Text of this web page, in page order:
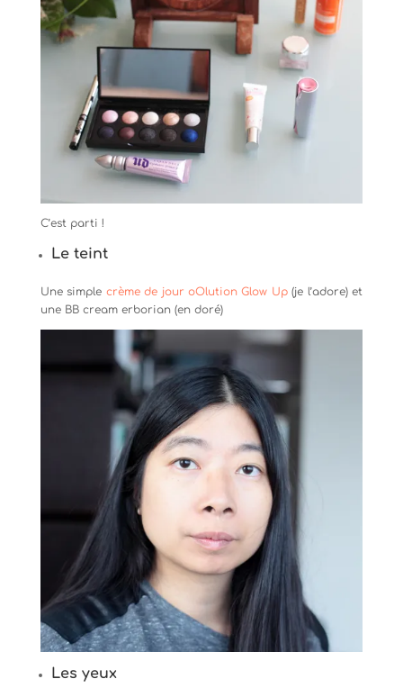
C’est parti !
Le teint
Une simple crème de jour oOlution Glow Up(je l’adore) et
une BB cream erborian (en doré)
Les yeux